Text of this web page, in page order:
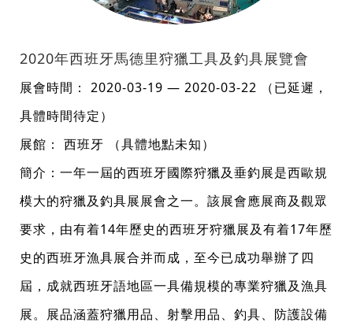
2020年西班牙馬德里狩獵工具及釣具展覽會
展會時間： 2020-03-19 — 2020-03-22 （已延遲，
具體時間待定）
展館： 西班牙 （具體地點未知）
簡介：一年一屆的西班牙國際狩獵及垂釣展是西歐規
模大的狩獵及釣具展展會之一。該展會應展商及觀眾
要求，由有着14年歷史的西班牙狩獵展及有着17年歷
史的西班牙漁具展合并而成，至今已成功舉辦了四
屆，成就西班牙語地區一具備規模的專業狩獵及漁具
展。展品涵蓋狩獵用品、射擊用品、釣具、防護設備